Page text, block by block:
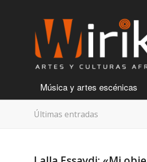
Música y artes escénicas
Últimas entradas